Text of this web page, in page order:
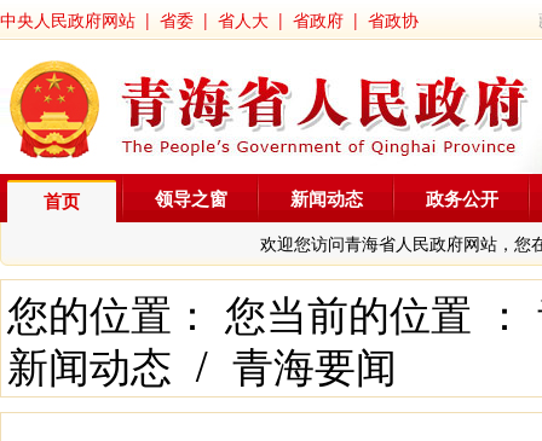
中央人民政府网站 | 省委 | 省人大 | 省政府 | 省政协
首页
欢迎您访问青海省人民政府网站，您
领导之窗 新闻动态 政务公开
您的位置： 您当前的位置 ：
新闻动态 / 青海要闻